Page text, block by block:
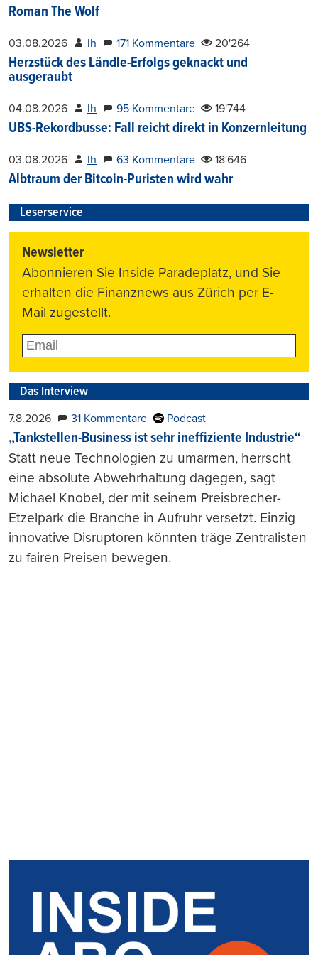
Roman The Wolf
03.08.2026 lh 171 Kommentare 20'264
Herzstück des Ländle-Erfolgs geknackt und
ausgeraubt
04.08.2026 lh 95 Kommentare 19'744
UBS-Rekordbusse: Fall reicht direkt in Konzernleitung
03.08.2026 lh 63 Kommentare 18'646
Albtraum der Bitcoin-Puristen wird wahr
Leserservice
Newsletter
Abonnieren Sie Inside Paradeplatz, und Sie
erhalten die Finanznews aus Zürich per E-
Mail zugestellt.
Das Interview
7.8.2026 31 Kommentare Podcast
„Tankstellen-Business ist sehr ineffiziente Industrie“
Statt neue Technologien zu umarmen, herrscht
eine absolute Abwehrhaltung dagegen, sagt
Michael Knobel, der mit seinem Preisbrecher-
Etzelpark die Branche in Aufruhr versetzt. Einzig
innovative Disruptoren könnten träge Zentralisten
zu fairen Preisen bewegen.